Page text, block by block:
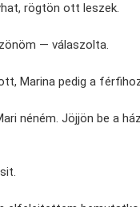
rögtön ott leszek.
— válaszolta.
Marina pedig a
néném. Jöjjön be a